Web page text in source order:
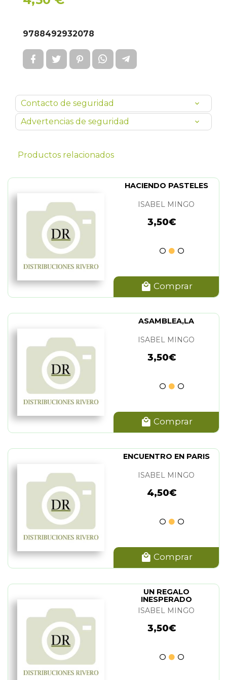
9788492932078
Contacto de seguridad
Advertencias de seguridad
Productos relacionados
HACIENDO PASTELES
ISABEL MINGO
3,50€
Comprar
ASAMBLEA,LA
ISABEL MINGO
3,50€
Comprar
ENCUENTRO EN PARIS
ISABEL MINGO
4,50€
Comprar
UN REGALO
INESPERADO
ISABEL MINGO
3,50€